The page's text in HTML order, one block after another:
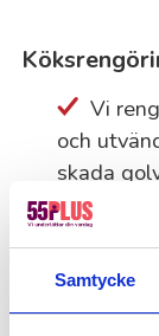
Samtycke
Vi
och
skada
bakom och
invändigt